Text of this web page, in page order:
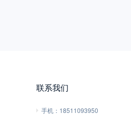
联系我们
手机： 18511093950